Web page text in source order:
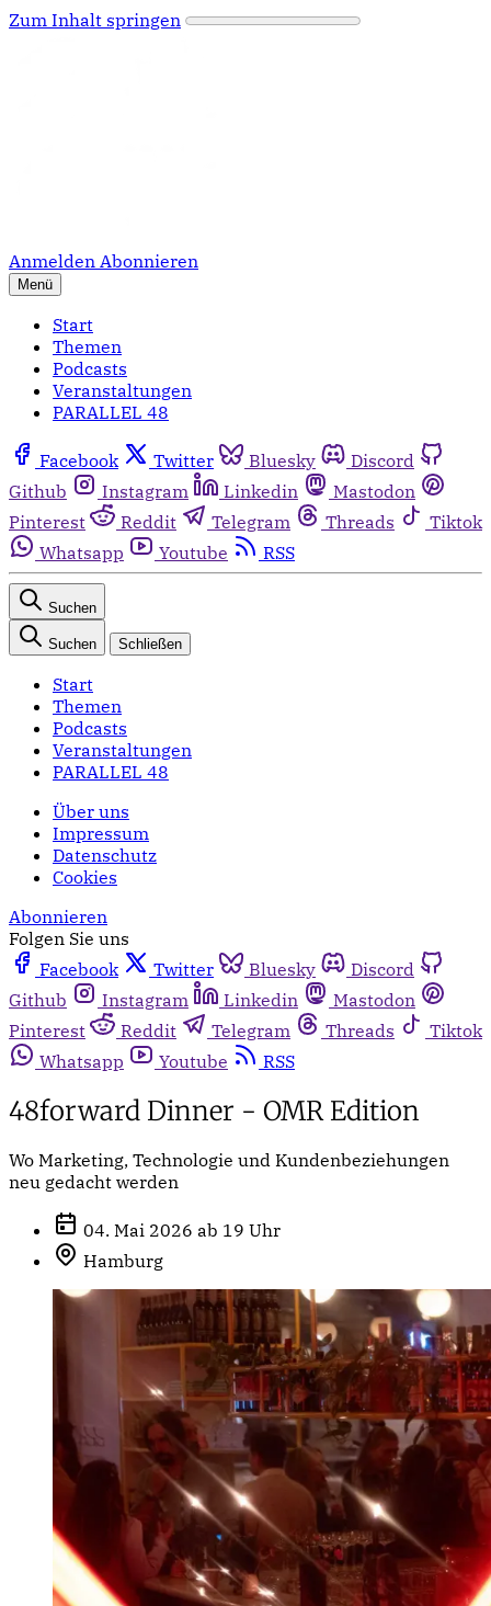
Zum Inhalt springen
Anmelden Abonnieren
Menü
Start
Themen
Podcasts
Veranstaltungen
PARALLEL 48
Facebook Twitter Bluesky
Discord
Github
Instagram Linkedin
Mastodon
Pinterest
Reddit Telegram Threads
Tiktok
Whatsapp
Youtube RSS
Suchen
Suchen Schließen
Start
Themen
Podcasts
Veranstaltungen
PARALLEL 48
Über uns
Impressum
Datenschutz
Cookies
Abonnieren
Folgen Sie uns
Facebook
Twitter Bluesky
Discord
Github
Instagram Linkedin
Mastodon
Pinterest
Reddit Telegram Threads
Tiktok
Whatsapp
Youtube RSS
48forward Dinner - OMR Edition
Wo Marketing, Technologie und Kundenbeziehungen
neu gedacht werden
04. Mai 2026 ab 19 Uhr
Hamburg